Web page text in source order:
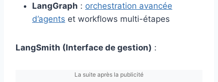
LangGraph : orchestration avancée
d’agents et workflows multi-étapes
LangSmith (Interface de gestion) :
La suite après la publicité